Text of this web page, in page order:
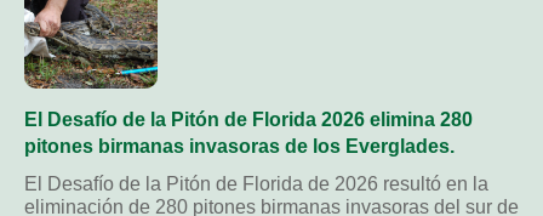
El Desafío de la Pitón de Florida 2026 elimina 280
pitones birmanas invasoras de los Everglades.
El Desafío de la Pitón de Florida de 2026 resultó en la
eliminación de 280 pitones birmanas invasoras del sur de